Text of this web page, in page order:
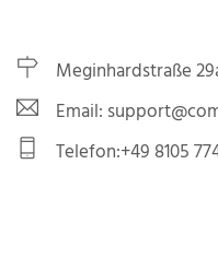
Meginhardstraße
Email:
Telefon:+49 8105